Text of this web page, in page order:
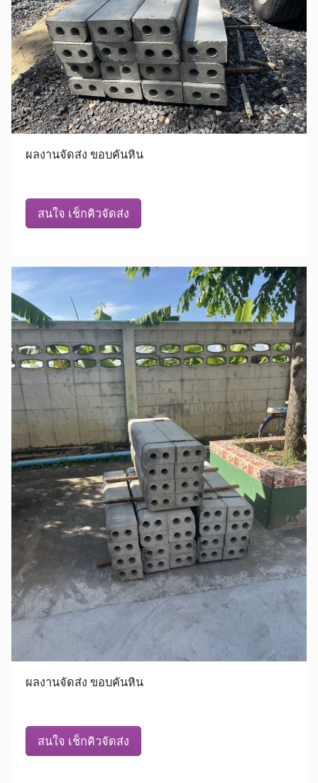
ผลงานจัดส่ง ขอบคันหิน
สนใจ เช็กคิวจัดส่ง
ผลงานจัดส่ง ขอบคันหิน
สนใจ เช็กคิวจัดส่ง